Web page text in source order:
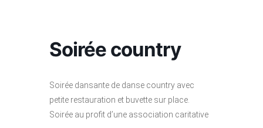
Soirée country
Soirée dansante de danse country avec
petite restauration et buvette sur place.
Soirée au profit d’une association caritative